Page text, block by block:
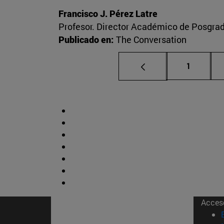
Francisco J. Pérez Latre
Profesor. Director Académico de
Publicado en: The Conversation
Página
1